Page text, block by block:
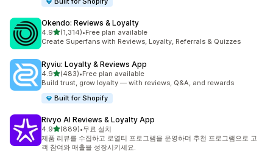
Okendo: Reviews & Loyalty
4.9별 5개 중
(1,314)
총 리뷰 1314개
•Free plan available
Create Superfans with Reviews, Loyalty, Referrals & Quizzes
Ryviu: Loyalty & Reviews App
4.9별 5개 중
(483)
총 리뷰 483개
•Free plan available
Build trust, grow loyalty — with reviews, Q&A, and rewards
Built for Shopify
Rivyo AI Reviews & Loyalty App
4.9별 5개 중
(889)
총 리뷰 889개
•무료 설치
제품 리뷰를 수집하고 로열티 프로그램을 운영하며 추천 프로그램으로 고
객 참여와 매출을 성장시키세요.